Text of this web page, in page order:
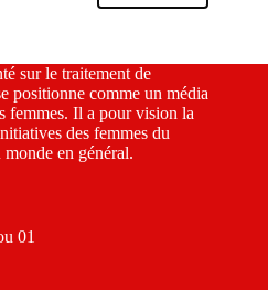
sur le traitement de
positionne comme un média
femmes. Il a pour vision la
des femmes du
en général.
01